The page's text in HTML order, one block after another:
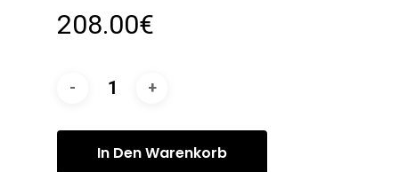
208.00€
In Den Warenkorb